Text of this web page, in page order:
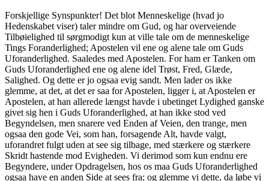
Forskjellige Synspunkter! Det blot Menneskelige (hvad jo
Hedenskabet viser) taler mindre om Gud, og har overveiende
Tilbøielighed til sørgmodigt kun at ville tale om de menneskelige
Tings Foranderlighed; Apostelen vil ene og alene tale om Guds
Uforanderlighed. Saaledes med Apostelen. For ham er Tanken om
Guds Uforanderlighed ene og alene idel Trøst, Fred, Glæde,
Salighed. Og dette er jo ogsaa evig sandt. Men lader os ikke
glemme, at det, at det er saa for Apostelen, ligger i, at Apostelen er
Apostelen, at han allerede længst havde i ubetinget Lydighed ganske
givet sig hen i Guds Uforanderlighed, at han ikke stod ved
Begyndelsen, men snarere ved Enden af Veien, den trange, men
ogsaa den gode Vei, som han, forsagende Alt, havde valgt,
uforandret fulgt uden at see sig tilbage, med stærkere og stærkere
Skridt hastende mod Evigheden. Vi derimod som kun endnu ere
Begyndere, under Opdragelsen, hos os maa Guds Uforanderlighed
ogsaa have en anden Side at sees fra; og glemme vi dette, da løbe vi